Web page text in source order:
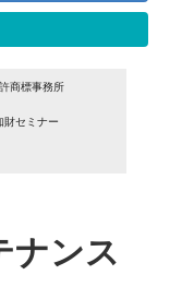
商標事務所
財セミナー
ナンス